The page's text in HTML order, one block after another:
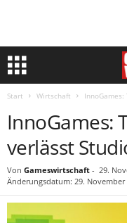
Start Wirtschaft
InnoGames:
verlässt
Von Gameswirtschaft - 29.
Änderungsdatum: 29. November